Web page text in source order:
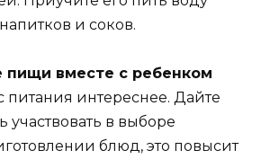
и соков.
пищи вместе с ребенком
питания интереснее. Дайте
участвовать в выборе
блюд, это повысит